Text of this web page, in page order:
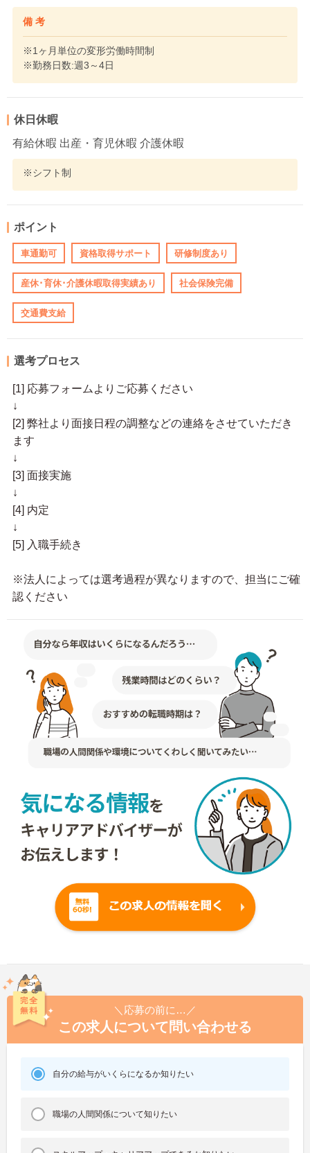
備 考
※1ヶ月単位の変形労働時間制
※勤務日数:週3～4日
休日休暇
有給休暇 出産・育児休暇 介護休暇
※シフト制
ポイント
車通勤可 資格取得サポート 研修制度あり
産休･育休･介護休暇取得実績あり 社会保険完備
交通費支給
選考プロセス
[1] 応募フォームよりご応募ください
↓
[2] 弊社より面接日程の調整などの連絡をさせていただき
ます
↓
[3] 面接実施
↓
[4] 内定
↓
[5] 入職手続き
※法人によっては選考過程が異なりますので、担当にご確
認ください
＼応募の前に…／
この求人について問い合わせる
自分の給与がいくらになるか知りたい
職場の人間関係について知りたい